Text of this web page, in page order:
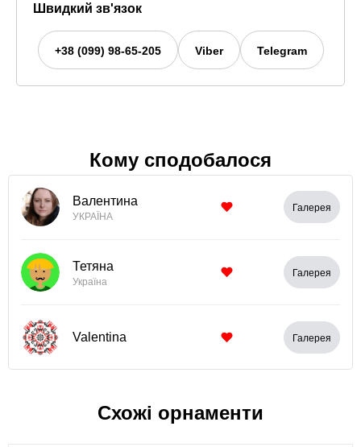
Швидкий зв'язок
+38 (099) 98-65-205 Viber Telegram
Кому сподобалося
Валентина
УКРАЇНА
Галерея
Тетяна
Україна
Галерея
Valentina Галерея
Схожі орнаменти